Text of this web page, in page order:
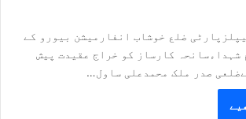
ضلع خوشاب انفارمیشن بیورو کے
شہداءسانحہ کارساز کو خراج عقیدت پیش
صدر ملک محمدعلی ساول…